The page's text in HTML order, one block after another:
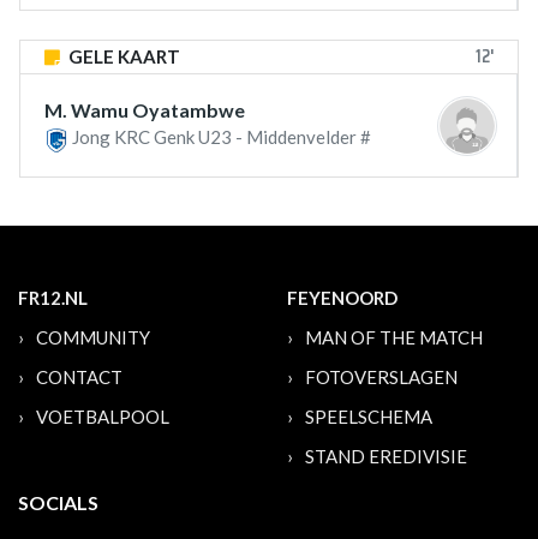
GELE KAART 12'
M. Wamu Oyatambwe
Jong KRC Genk U23 - Middenvelder #
FR12.NL
COMMUNITY
CONTACT
VOETBALPOOL
FEYENOORD
MAN OF THE MATCH
FOTOVERSLAGEN
SPEELSCHEMA
STAND EREDIVISIE
SOCIALS